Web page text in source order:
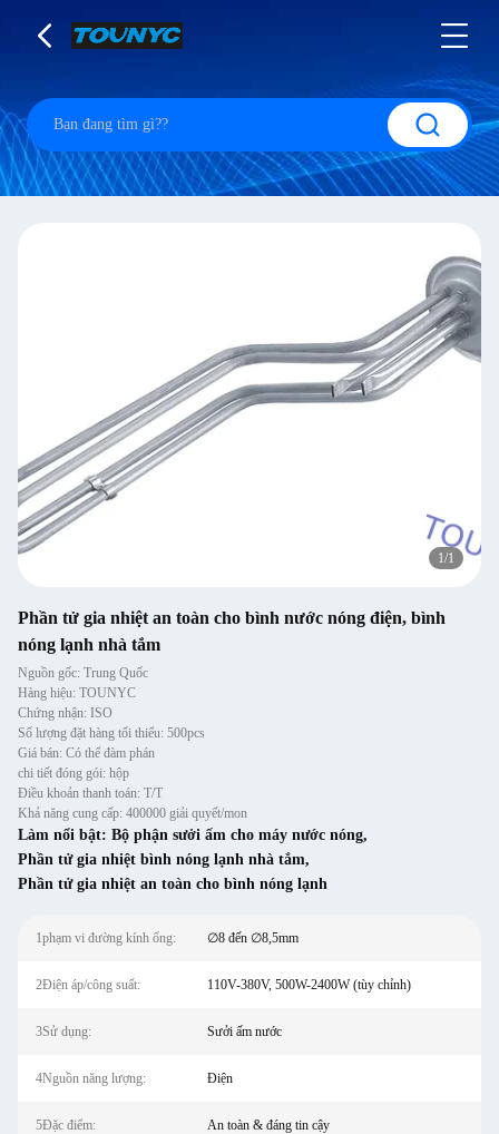
1/1
Phần tử gia nhiệt an toàn cho bình nước nóng điện, bình
nóng lạnh nhà tắm
Nguồn gốc: Trung Quốc
Hàng hiệu: TOUNYC
Chứng nhận: ISO
Số lượng đặt hàng tối thiểu: 500pcs
Giá bán: Có thể đàm phán
chi tiết đóng gói: hộp
Điều khoản thanh toán: T/T
Khả năng cung cấp: 400000 giải quyết/mon
Làm nổi bật: Bộ phận sưởi ấm cho máy nước nóng,
Phần tử gia nhiệt bình nóng lạnh nhà tắm,
Phần tử gia nhiệt an toàn cho bình nóng lạnh
1phạm vi đường kính ống: ∅8 đến ∅8,5mm
2Điện áp/công suất: 110V-380V, 500W-2400W (tùy chỉnh)
3Sử dụng: Sưởi ấm nước
4Nguồn năng lượng: Điện
5Đặc điểm: An toàn & đáng tin cậy